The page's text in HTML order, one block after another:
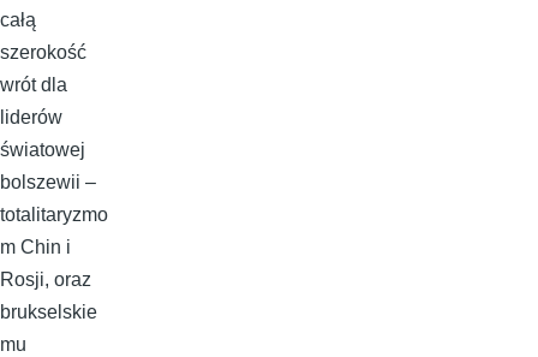
całą
szerokość
wrót dla
liderów
światowej
bolszewii –
totalitaryzmo
m Chin i
Rosji, oraz
brukselskie
mu